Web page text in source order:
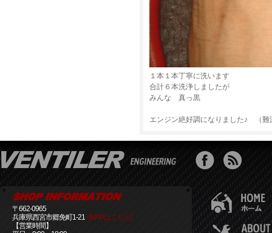
１本１本丁寧に洗います
合計６本洗浄しましたが
みんな 真っ黒
エンジン絶好調になりました♪ （難
〒662-0965
兵庫県西宮市郷免町1-21 [MAPはこちら]
【営業時間】